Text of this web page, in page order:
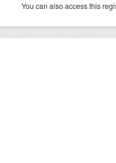
You can also access this